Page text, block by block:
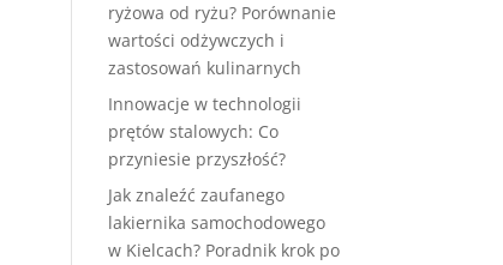
ryżowa od ryżu? Porównanie
wartości odżywczych i
zastosowań kulinarnych
Innowacje w technologii
prętów stalowych: Co
przyniesie przyszłość?
Jak znaleźć zaufanego
lakiernika samochodowego
w Kielcach? Poradnik krok po